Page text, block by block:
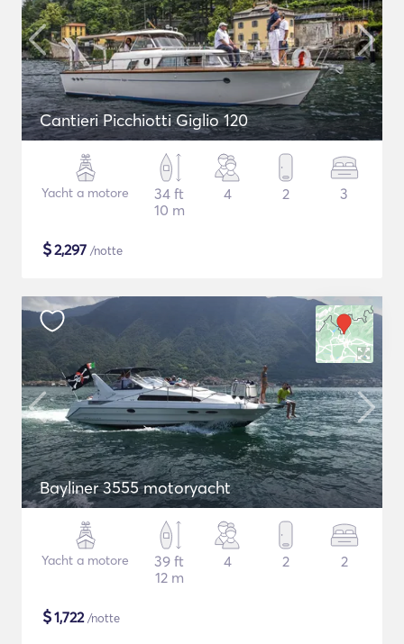
Cantieri Picchiotti Giglio 120
Yacht a motore
34 ft
10 m
4 2 3
$2,297 /notte
Bayliner 3555 motoryacht
Yacht a motore
39 ft
12 m
4 2 2
$1,722/notte